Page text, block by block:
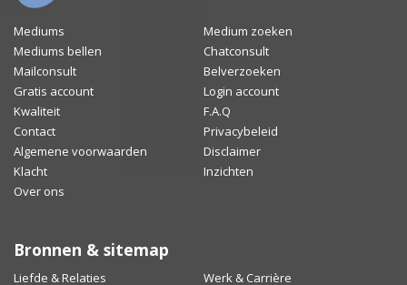
Mediums
Medium zoeken
Mediums bellen
Chatconsult
Mailconsult
Belverzoeken
Gratis account
Login account
Kwaliteit
F.A.Q
Contact
Privacybeleid
Algemene voorwaarden
Disclaimer
Klacht
Inzichten
Over ons
Bronnen & sitemap
Liefde & Relaties Werk & Carrière